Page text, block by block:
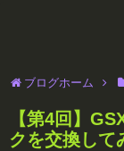
ブログホーム
【第4回】
クを交換して